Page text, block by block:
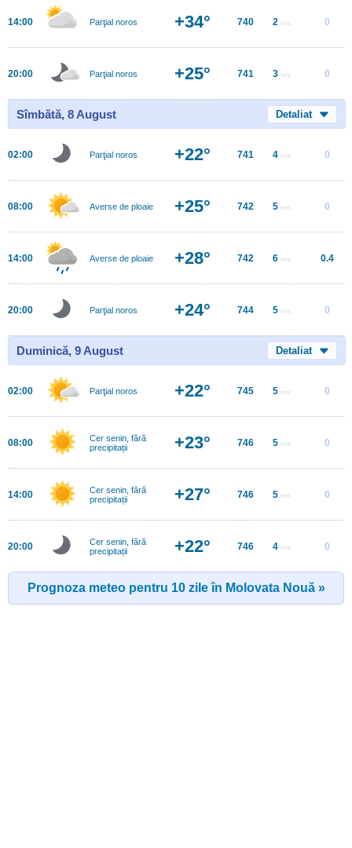
14:00 Parţial noros +34° 740 2 m/s 0
20:00 Parţial noros +25° 741 3 m/s 0
Sîmbătă, 8 August Detaliat
02:00 Parţial noros +22° 741 4 m/s 0
08:00 Averse de ploaie +25° 742 5 m/s 0
14:00 Averse de ploaie +28° 742 6 m/s 0.4
20:00 Parţial noros +24° 744 5 m/s 0
Duminică, 9 August Detaliat
02:00 Parţial noros +22° 745 5 m/s 0
08:00
Cer senin, fără
precipitații
+23° 746 5 m/s 0
14:00
Cer senin, fără
precipitații
+27° 746 5 m/s 0
20:00
Cer senin, fără
precipitații
+22° 746 4 m/s 0
Prognoza meteo pentru 10 zile în Molovata Nouă »